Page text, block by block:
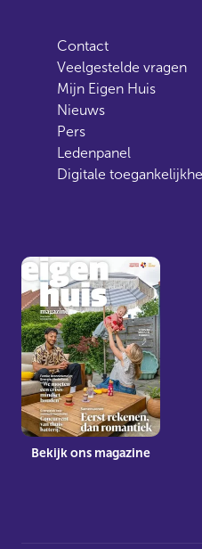
Contact
Veelgestelde vragen
Mijn Eigen Huis
Nieuws
Pers
Ledenpanel
Digitale
Bekijk ons magazine